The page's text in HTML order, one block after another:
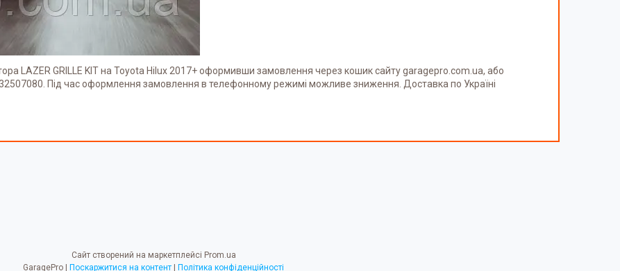
LAZER GRILLE KIT на Toyota Hilux 2017+ оформивши замовлення через кошик сайту garagepro.com.ua, або
Під час оформлення замовлення в телефонному режимі можливе зниження. Доставка по Україні
Сайт створений на маркетплейсі Prom.ua
GaragePro | Поскаржитися на контент | Політика конфіденційності